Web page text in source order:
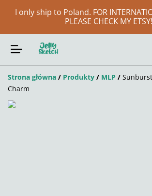
I only ship to Poland. FOR
PLEASE CHECK MY ETSY!
Strona główna / Produkty / MLP /
Charm